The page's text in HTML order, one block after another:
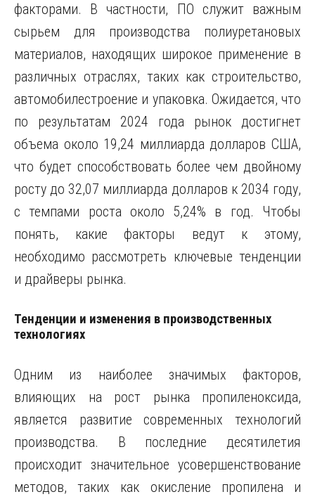
факторами. В частности, ПО служит важным
сырьем для производства полиуретановых
материалов, находящих широкое применение в
различных отраслях, таких как строительство,
автомобилестроение и упаковка. Ожидается, что
по результатам 2024 года рынок достигнет
объема около 19,24 миллиарда долларов США,
что будет способствовать более чем двойному
росту до 32,07 миллиарда долларов к 2034 году,
с темпами роста около 5,24% в год. Чтобы
понять, какие факторы ведут к этому,
необходимо рассмотреть ключевые тенденции
и драйверы рынка.
Тенденции и изменения в производственных
технологиях
Одним из наиболее значимых факторов,
влияющих на рост рынка пропиленоксида,
является развитие современных технологий
производства. В последние десятилетия
происходит значительное усовершенствование
методов, таких как окисление пропилена и